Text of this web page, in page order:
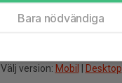
Välj version: Mobil Desktop
Bara nödvändiga